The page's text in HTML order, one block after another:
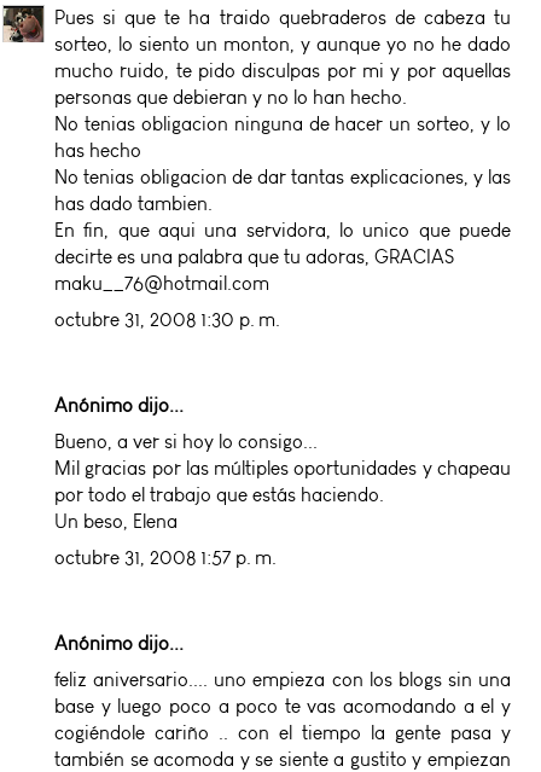
Pues si que te ha traido quebraderos de cabeza tu
sorteo, lo siento un monton, y aunque yo no he dado
mucho ruido, te pido disculpas por mi y por aquellas
personas que debieran y no lo han hecho.
No tenias obligacion ninguna de hacer un sorteo, y lo
has hecho
No tenias obligacion de dar tantas explicaciones, y las
has dado tambien.
En fin, que aqui una servidora, lo unico que puede
decirte es una palabra que tu adoras, GRACIAS
maku__76@hotmail.com
octubre 31, 2008 1:30 p. m.
Anónimo dijo...
Bueno, a ver si hoy lo consigo...
Mil gracias por las múltiples oportunidades y chapeau
por todo el trabajo que estás haciendo.
Un beso, Elena
octubre 31, 2008 1:57 p. m.
Anónimo dijo...
feliz aniversario.... uno empieza con los blogs sin una
base y luego poco a poco te vas acomodando a el y
cogiéndole cariño .. con el tiempo la gente pasa y
también se acomoda y se siente a gustito y empiezan